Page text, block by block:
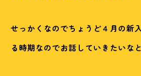
せっかくなのでちょうど４月の新
る時期なのでお話していきたいな